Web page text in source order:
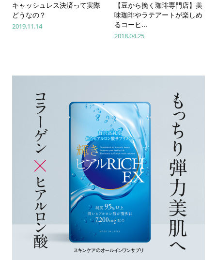
キャッシュレス決済って実際
どうなの？
2019.11.14
【豆から挽く珈琲専門店】美
味珈琲やラテアートが楽しめ
るコーヒ...
2018.04.25